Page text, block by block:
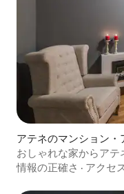
アテネのマンション・
おしゃれな家からアテ
情報の正確さ · アクセ